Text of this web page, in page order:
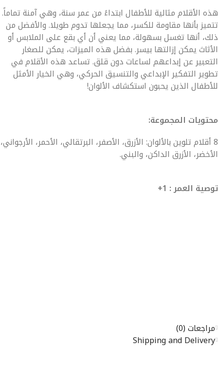
هذه الأقلام مثالية للأطفال ابتداءً من عمر سنة، وهي آمنة تماماً.
تتميز بأنها مقاومة للكسر، مما يجعلها تدوم طويلا. والأفضل من
ذلك، أنها تغسل بسهولة، مما يعني أن أي بقع على الملابس أو
الأثاث يمكن إزالتها بيسر. بفضل هذه الميزات، يمكن للصغار
التعبير عن إبداعهم لساعات دون قلق. تساعد هذه الأقلام في
تطوير التفكير الإبداعي والتنسيق الحركي، وهي الخيار الأمثل
للأطفال الذين يحبون استكشاف الألوان!
محتويات المجموعة:
8 أقلام تلوين بالألوان: الأزرق، الأصفر، البرتقالي، الأحمر، الأرجواني،
الأخضر، الأزرق الداكن، والبني.
توصية العمر : 1+
مراجعات (0)
Shipping and Delivery